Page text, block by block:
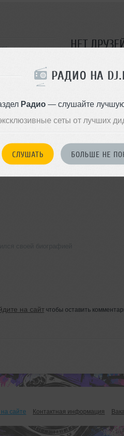
РАДИО НА
Радио— слушайте лучшую
сеты от лучших
СЛУШАТЬ БОЛЬШЕ НЕ
НЕТ
на сайтчтобы оставить
сайте Контактная информация